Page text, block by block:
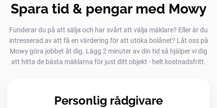
Spara tid & pengar med Mowy
Funderar du på att sälja och har svårt att välja mäklare? Eller är du
intresserad av att få en värdering för att utöka bolånet? Låt oss på
Mowy göra jobbet åt dig. Lägg 2 minuter av din tid så hjälper vi dig
att hitta de bästa mäklarna för just ditt objekt - helt kostnadsfritt.
Personlig rådgivare